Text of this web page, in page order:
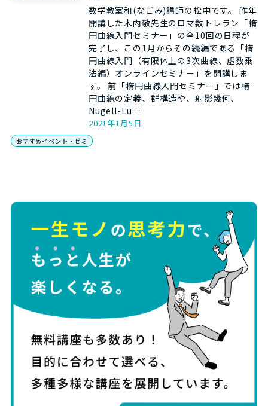
数学教室和(なごみ)講師の松中です。 昨年
開講した木内敬先生のロマ数トレラン「楕
円曲線入門セミナー」の全10回の日程が
完了し、この1月からその続編である「楕
円曲線入門（有限体上の3次曲線、虚数乗
法編）オンラインセミナー」を開講しま
す。 前「楕円曲線入門セミナー」では楕
円曲線の定義、群構造や、射影幾何、
Nugell-Lu…
2021年1月5日
おすすめイベント・ゼミ